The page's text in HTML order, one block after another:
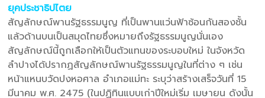
ยุคประชาธิปไตย
สัญลักษณ์พานรัฐธรรมนูญ ที่เป็นพานแว่นฟ้าซ้อนกันสองชั้น
แล้วด้านบนเป็นสมุดไทยซึ่งหมายถึงรัฐธรรมนูญนั่นเอง
สัญลักษณ์นี้ถูกเลือกให้เป็นตัวแทนของระบอบใหม่ ในจังหวัด
ลำปางได้ปรากฏสัญลักษณ์พานรัฐธรรมนูญในที่ต่าง ๆ เช่น
หน้าแหนบวัดปงหอศาล อำเภอแม่ทะ ระบุว่าสร้างเสร็จวันที่ 15
มีนาคม พ.ศ. 2475 (ในปฏิทินแบบเก่าปีใหม่เริ่ม เมษายน ดังนั้น